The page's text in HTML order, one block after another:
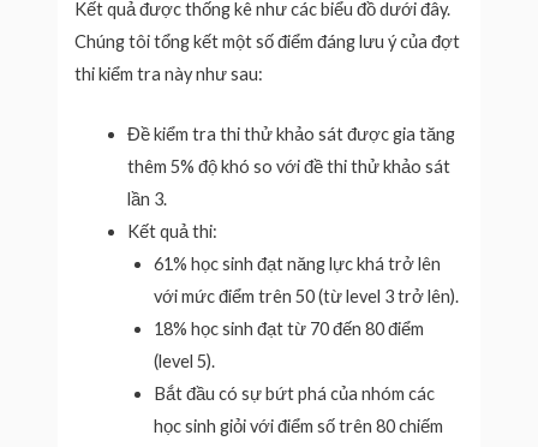
Kết quả được thống kê như các biểu đồ dưới đây.
Chúng tôi tổng kết một số điểm đáng lưu ý của đợt
thi kiểm tra này như sau:
Đề kiểm tra thi thử khảo sát được gia tăng
thêm 5% độ khó so với đề thi thử khảo sát
lần 3.
Kết quả thi:
61% học sinh đạt năng lực khá trở lên
với mức điểm trên 50 (từ level 3 trở lên).
18% học sinh đạt từ 70 đến 80 điểm
(level 5).
Bắt đầu có sự bứt phá của nhóm các
học sinh giỏi với điểm số trên 80 chiếm